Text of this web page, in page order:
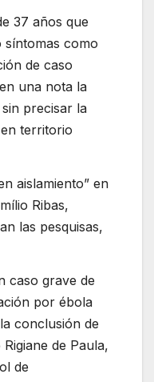
37 años que
síntomas como
de caso
una nota la
precisar la
territorio
aislamiento” en
Ribas,
las pesquisas,
caso grave de
por ébola
conclusión de
de Paula,
de